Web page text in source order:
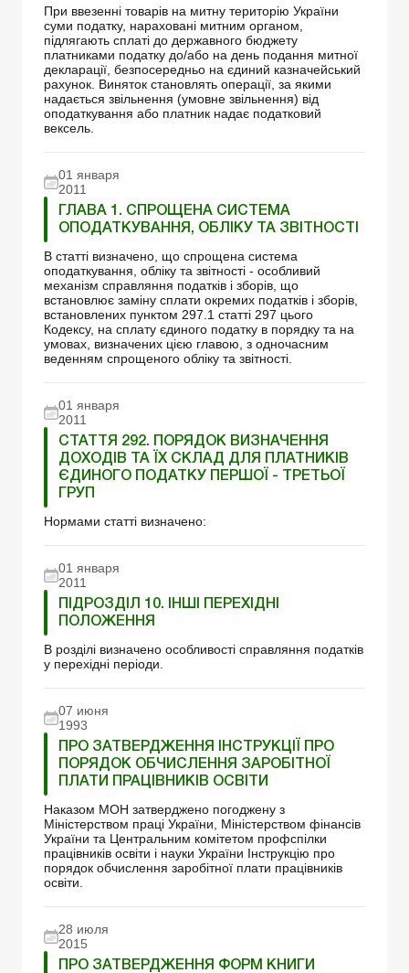
При ввезенні товарів на митну територію України
суми податку, нараховані митним органом,
підлягають сплаті до державного бюджету
платниками податку до/або на день подання митної
декларації, безпосередньо на єдиний казначейський
рахунок. Виняток становлять операції, за якими
надається звільнення (умовне звільнення) від
оподаткування або платник надає податковий
вексель.
01 января
2011
ГЛАВА 1. СПРОЩЕНА СИСТЕМА
ОПОДАТКУВАННЯ, ОБЛІКУ ТА ЗВІТНОСТІ
В статті визначено, що спрощена система
оподаткування, обліку та звітності - особливий
механізм справляння податків і зборів, що
встановлює заміну сплати окремих податків і зборів,
встановлених пунктом 297.1 статті 297 цього
Кодексу, на сплату єдиного податку в порядку та на
умовах, визначених цією главою, з одночасним
веденням спрощеного обліку та звітності.
01 января
2011
СТАТТЯ 292. ПОРЯДОК ВИЗНАЧЕННЯ
ДОХОДІВ ТА ЇХ СКЛАД ДЛЯ ПЛАТНИКІВ
ЄДИНОГО ПОДАТКУ ПЕРШОЇ - ТРЕТЬОЇ
ГРУП
Нормами статті визначено:
01 января
2011
ПІДРОЗДІЛ 10. ІНШІ ПЕРЕХІДНІ
ПОЛОЖЕННЯ
В розділі визначено особливості справляння податків
у перехідні періоди.
07 июня
1993
ПРО ЗАТВЕРДЖЕННЯ ІНСТРУКЦІЇ ПРО
ПОРЯДОК ОБЧИСЛЕННЯ ЗАРОБІТНОЇ
ПЛАТИ ПРАЦІВНИКІВ ОСВІТИ
Наказом МОН затверджено погоджену з
Міністерством праці України, Міністерством фінансів
України та Центральним комітетом профспілки
працівників освіти і науки України Інструкцію про
порядок обчислення заробітної плати працівників
освіти.
28 июля
2015
ПРО ЗАТВЕРДЖЕННЯ ФОРМ КНИГИ